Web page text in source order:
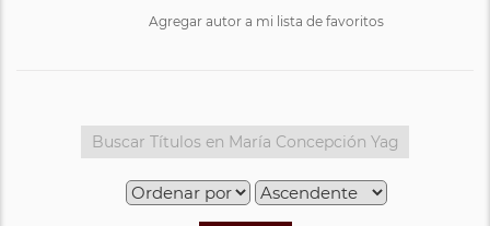
Agregar autor a mi lista de favoritos